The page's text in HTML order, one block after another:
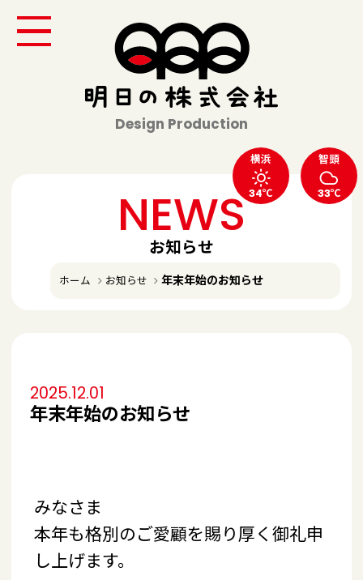
Design Production
横浜
34℃
智頭
33℃
ホーム お知らせ 年末年始のお知らせ
NEWS
お知らせ
2025.12.01
年末年始のお知らせ
みなさま
本年も格別のご愛顧を賜り厚く御礼申
し上げます。